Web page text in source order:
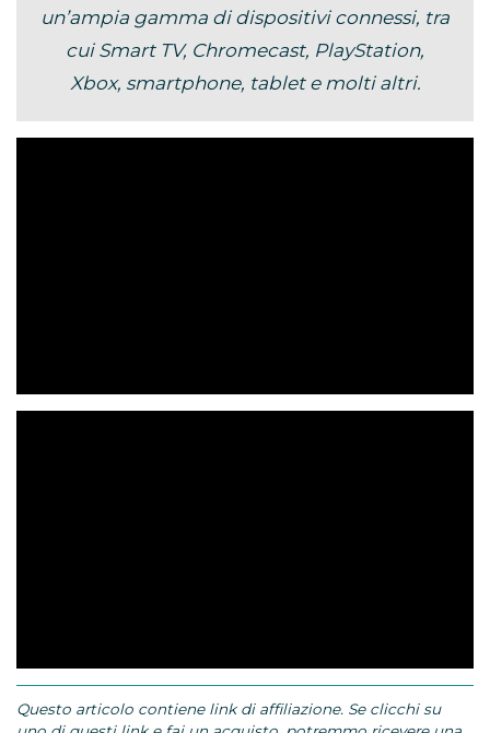
un’ampia gamma di dispositivi connessi, tra
cui Smart TV, Chromecast, PlayStation,
Xbox, smartphone, tablet e molti altri.
Questo articolo contiene link di affiliazione. Se clicchi su